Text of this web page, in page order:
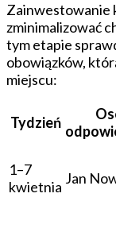
Zainwestowanie
zminimalizować
tym etapie
obowiązków,
miejscu:
Tydzień
1–7
kwietnia Jan